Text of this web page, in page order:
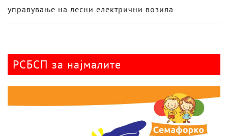
управување на лесни електрични возила
РСБСП за најмалите